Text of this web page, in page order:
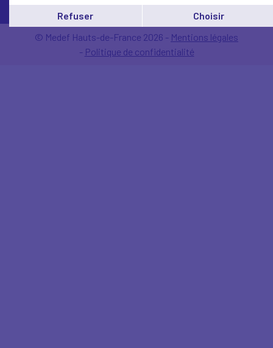
© Medef Hauts-de-France 2026 - Mentions légales
- Politique de confidentialité
Refuser Choisir